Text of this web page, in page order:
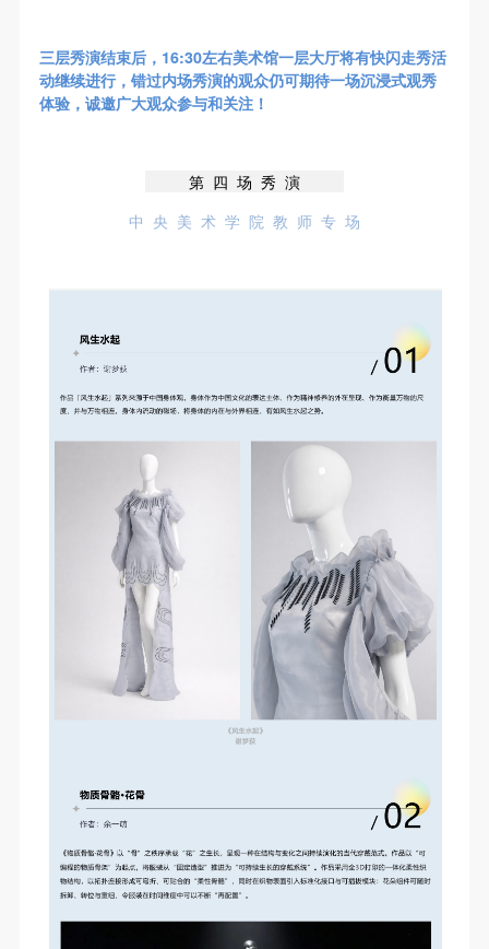
三层秀演结束后，16:30左右美术馆一层大厅将有快闪走秀活
动继续进行，错过内场秀演的观众仍可期待一场沉浸式观秀
体验，诚邀广大观众参与和关注！
第 四 场 秀 演
中 央 美 术 学 院 教 师 专 场
动导师、教师指导下进行，并正确的使用活动中所涉
及到的绘画工具、创作材料及配套设备、设施，若参
与者因个人原因在使用相应绘画工具、创作材料及配
具、材料、设备或设施的故障或损坏。参与活动者应
失。活动中任何非事故当事人及美术馆将不承担人身
中央美术学院美术馆肖像权许可使用协议
民法通则》以及 最高人民法院关于贯彻执行 《中华
人民共和国民法通则》若干问题的意见（试行）>的
有关规定，为明确肖像许可方（甲方）和使用方（乙
方）的权利义务关系，经双方友好协商，甲乙双方就
带有甲方肖像的作品的使用达成如下一致协议：
一、 一般约定
（1）、甲方为本协议中的肖像权人，自愿将自己的
肖像权许可乙方作符合本协议约定和法律规定的用
（2）、乙方中央美术学院美术馆是一所具有标志
性、专业性、国际化的现代公共美术馆。中央美术学
院美术馆与时代同行，努力塑造一个开放、自由、学
术的空间氛围，竭诚与各单位、企业、机构、艺术家
和观众进行良好互动。以学院的学术研究为基础，积
极策划国际、国内多视角、多领域的展览、论坛及公
共教育活动，为美院师生、中外艺术家以及社会公众
单位，其开展的公共教育活动以学术性和公益性为
（3）、乙方为甲方拍摄中央美术学院公共教育部所
动导师、教师指导下进行，并正确的使用活动中所涉
及到的绘画工具、创作材料及配套设备、设施，若参
与者因个人原因在使用相应绘画工具、创作材料及配
具、材料、设备或设施的故障或损坏。参与活动者应
失。活动中任何非事故当事人及美术馆将不承担人身
中央美术学院美术馆肖像权许可使用协议
民法通则》以及 最高人民法院关于贯彻执行 《中华
人民共和国民法通则》若干问题的意见（试行）>的
有关规定，为明确肖像许可方（甲方）和使用方（乙
方）的权利义务关系，经双方友好协商，甲乙双方就
带有甲方肖像的作品的使用达成如下一致协议：
一、 一般约定
（1）、甲方为本协议中的肖像权人，自愿将自己的
肖像权许可乙方作符合本协议约定和法律规定的用
（2）、乙方中央美术学院美术馆是一所具有标志
性、专业性、国际化的现代公共美术馆。中央美术学
院美术馆与时代同行，努力塑造一个开放、自由、学
术的空间氛围，竭诚与各单位、企业、机构、艺术家
和观众进行良好互动。以学院的学术研究为基础，积
极策划国际、国内多视角、多领域的展览、论坛及公
共教育活动，为美院师生、中外艺术家以及社会公众
单位，其开展的公共教育活动以学术性和公益性为
（3）、乙方为甲方拍摄中央美术学院公共教育部所
动导师、教师指导下进行，并正确的使用活动中所涉
及到的绘画工具、创作材料及配套设备、设施，若参
与者因个人原因在使用相应绘画工具、创作材料及配
具、材料、设备或设施的故障或损坏。参与活动者应
失。活动中任何非事故当事人及美术馆将不承担人身
中央美术学院美术馆肖像权许可使用协议
民法通则》以及 最高人民法院关于贯彻执行 《中华
人民共和国民法通则》若干问题的意见（试行）>的
有关规定，为明确肖像许可方（甲方）和使用方（乙
方）的权利义务关系，经双方友好协商，甲乙双方就
带有甲方肖像的作品的使用达成如下一致协议：
一、 一般约定
（1）、甲方为本协议中的肖像权人，自愿将自己的
肖像权许可乙方作符合本协议约定和法律规定的用
（2）、乙方中央美术学院美术馆是一所具有标志
性、专业性、国际化的现代公共美术馆。中央美术学
院美术馆与时代同行，努力塑造一个开放、自由、学
术的空间氛围，竭诚与各单位、企业、机构、艺术家
和观众进行良好互动。以学院的学术研究为基础，积
极策划国际、国内多视角、多领域的展览、论坛及公
共教育活动，为美院师生、中外艺术家以及社会公众
单位，其开展的公共教育活动以学术性和公益性为
（3）、乙方为甲方拍摄中央美术学院公共教育部所